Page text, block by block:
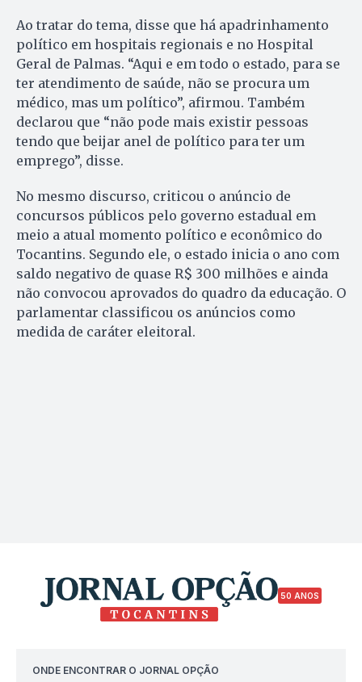
Ao tratar do tema, disse que há apadrinhamento
político em hospitais regionais e no Hospital
Geral de Palmas. “Aqui e em todo o estado, para se
ter atendimento de saúde, não se procura um
médico, mas um político”, afirmou. Também
declarou que “não pode mais existir pessoas
tendo que beijar anel de político para ter um
emprego”, disse.
No mesmo discurso, criticou o anúncio de
concursos públicos pelo governo estadual em
meio a atual momento político e econômico do
Tocantins. Segundo ele, o estado inicia o ano com
saldo negativo de quase R$ 300 milhões e ainda
não convocou aprovados do quadro da educação. O
parlamentar classificou os anúncios como
medida de caráter eleitoral.
50 ANOS
ONDE ENCONTRAR O JORNAL OPÇÃO